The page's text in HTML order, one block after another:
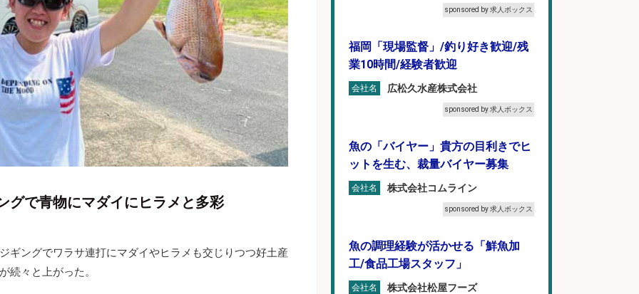
で青物にマダイにヒラメと多彩
ギングでワラサ連打にマダイやヒラメも交じりつつ好土産
続々と上がった。
sponsored by 求人ボックス
福岡「現場監督」/釣り好き歓迎/残
業10時間/経験者歓迎
会社名 広松久水産株式会社
sponsored by 求人ボックス
魚の「バイヤー」貴方の目利きでヒ
ットを生む、裁量バイヤー募集
会社名 株式会社コムライン
sponsored by 求人ボックス
魚の調理経験が活かせる「鮮魚加
工/食品工場スタッフ」
会社名 株式会社松屋フーズ